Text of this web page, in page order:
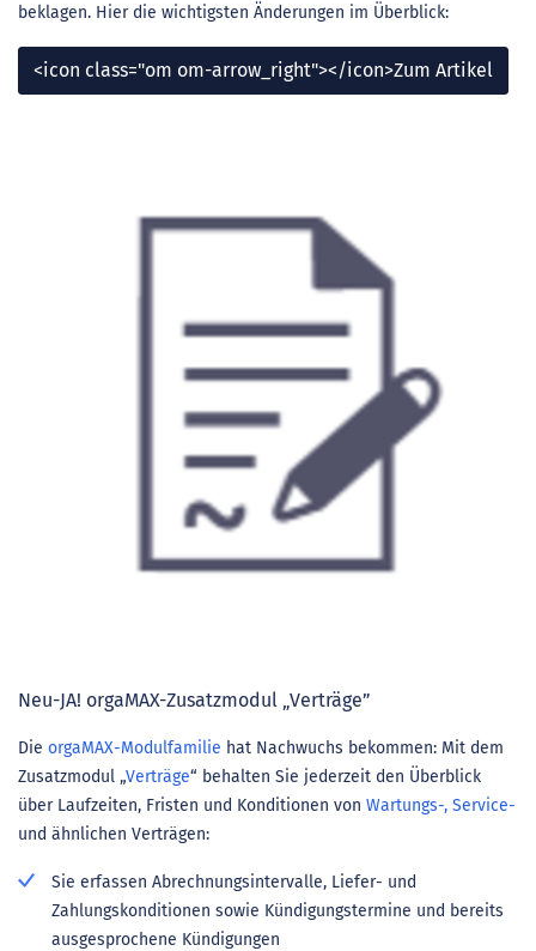
beklagen. Hier die wichtigsten Änderungen im Überblick:
<icon class="om om-arrow_right"></icon>Zum Artikel
Neu-JA! orgaMAX-Zusatzmodul „Verträge”
Die orgaMAX-Modulfamilie hat Nachwuchs bekommen: Mit dem
Zusatzmodul „Verträge“ behalten Sie jederzeit den Überblick
über Laufzeiten, Fristen und Konditionen von Wartungs-, Service-
und ähnlichen Verträgen:
Sie erfassen Abrechnungsintervalle, Liefer- und
Zahlungskonditionen sowie Kündigungstermine und bereits
ausgesprochene Kündigungen